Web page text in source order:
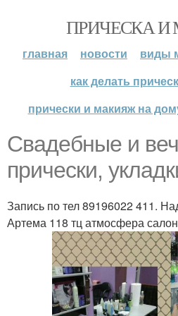
ПРИЧЕСКА
главная новости
виды
как делать
прически и макияж на
Свадебные и
прически,
Запись по тел 89196022 411.
Артема 118 тц атмосфера